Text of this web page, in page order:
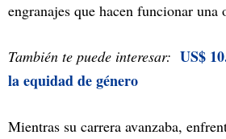
engranajes que hacen funcionar
También te puede interesar: US$
la equidad de género
Mientras su carrera avanzaba,